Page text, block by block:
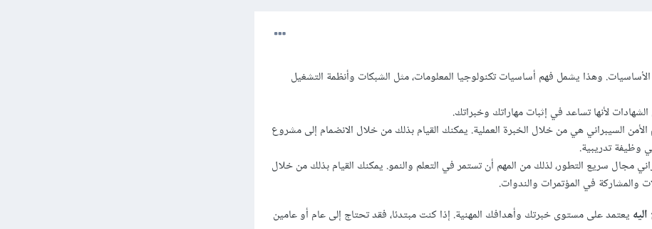
الأساسيات. وهذا يشمل فهم أساسيات تكنولوجيا المعلومات، مثل الشبكات وأنظمة التشغيل
لأنها تساعد في إثبات مهاراتك وخبراتك.
السيبراني هي من خلال الخبرة العملية. يمكنك القيام بذلك من خلال الانضمام إلى مشروع
وظيفة تدريبية.
مجال سريع التطور، لذلك من المهم أن تستمر في التعلم والنمو. يمكنك القيام بذلك من خلال
والمشاركة في المؤتمرات والندوات.
يعتمد على مستوى خبرتك وأهدافك المهنية. إذا كنت مبتدئا، فقد تحتاج إلى عام أو عامين